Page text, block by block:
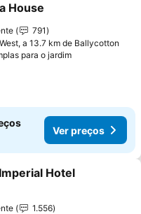
aos favoritos
House
791
a 13.7 km de Ballycotton
para o jardimVer preços
Ver preços
aos favoritos
Hotel
1.556